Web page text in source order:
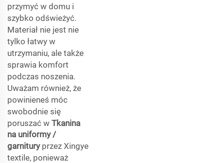
przymyć w domu i
szybko odświeżyć.
Materiał nie jest nie
tylko łatwy w
utrzymaniu, ale także
sprawia komfort
podczas noszenia.
Uważam również, że
powinieneś móc
swobodnie się
poruszać w Tkanina
na uniformy /
garnitury przez Xingye
textile, ponieważ